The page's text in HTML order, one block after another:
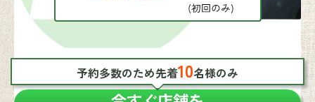
予約多数のため先着10名様のみ